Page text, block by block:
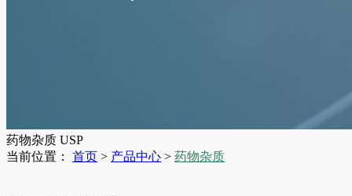
药物杂质 USP
当前位置： 首页 > 产品中心 > 药物杂质